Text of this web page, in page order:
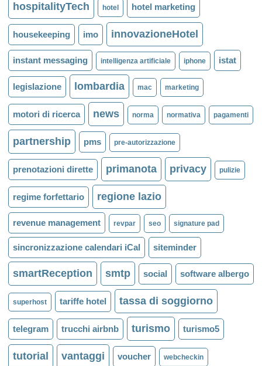
hospitalityTech hotel hotel marketing
housekeeping imo innovazioneHotel
instant messaging intelligenza artificiale iphone istat
legislazione lombardia mac marketing
motori di ricerca news norma normativa pagamenti
partnership pms pre-autorizzazione
prenotazioni dirette primanota privacy pulizie
regime forfettario regione lazio
revenue management revpar seo signature pad
sincronizzazione calendari iCal siteminder
smartReception smtp social software albergo
superhost tariffe hotel tassa di soggiorno
telegram trucchi airbnb turismo turismo5
tutorial vantaggi voucher webcheckin